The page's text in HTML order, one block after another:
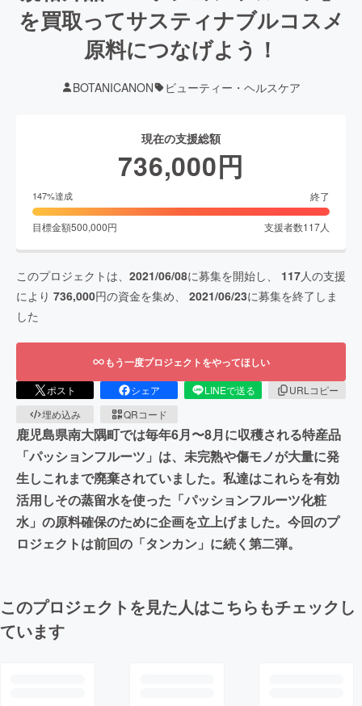
を買取ってサスティナブルコスメ
原料につなげよう！
BOTANICANON ビューティー・ヘルスケア
現在の支援総額
736,000円
147%達成 終了
目標金額500,000円 支援者数117人
このプロジェクトは、 2021/06/08に募集を開始し、 117人の支援
により 736,000円の資金を集め、 2021/06/23に募集を終了しま
した
もう一度プロジェクトをやってほしい
ポスト シェア LINEで送る
URLコピー
埋め込み
QRコード
鹿児島県南大隅町では毎年6月〜8月に収穫される特産品
「パッションフルーツ」は、未完熟や傷モノが大量に発
生しこれまで廃棄されていました。私達はこれらを有効
活用しその蒸留水を使った「パッションフルーツ化粧
水」の原料確保のために企画を立上げました。今回のプ
ロジェクトは前回の「タンカン」に続く第二弾。
このプロジェクトを見た人はこちらもチェックし
ています